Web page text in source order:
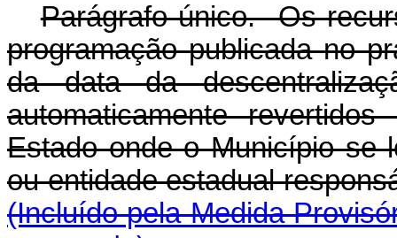
Parágrafo único. Os
programação publicada no
da data da
automaticamente
Estado onde o Município se
ou entidade estadual
(Incluído pela Medida